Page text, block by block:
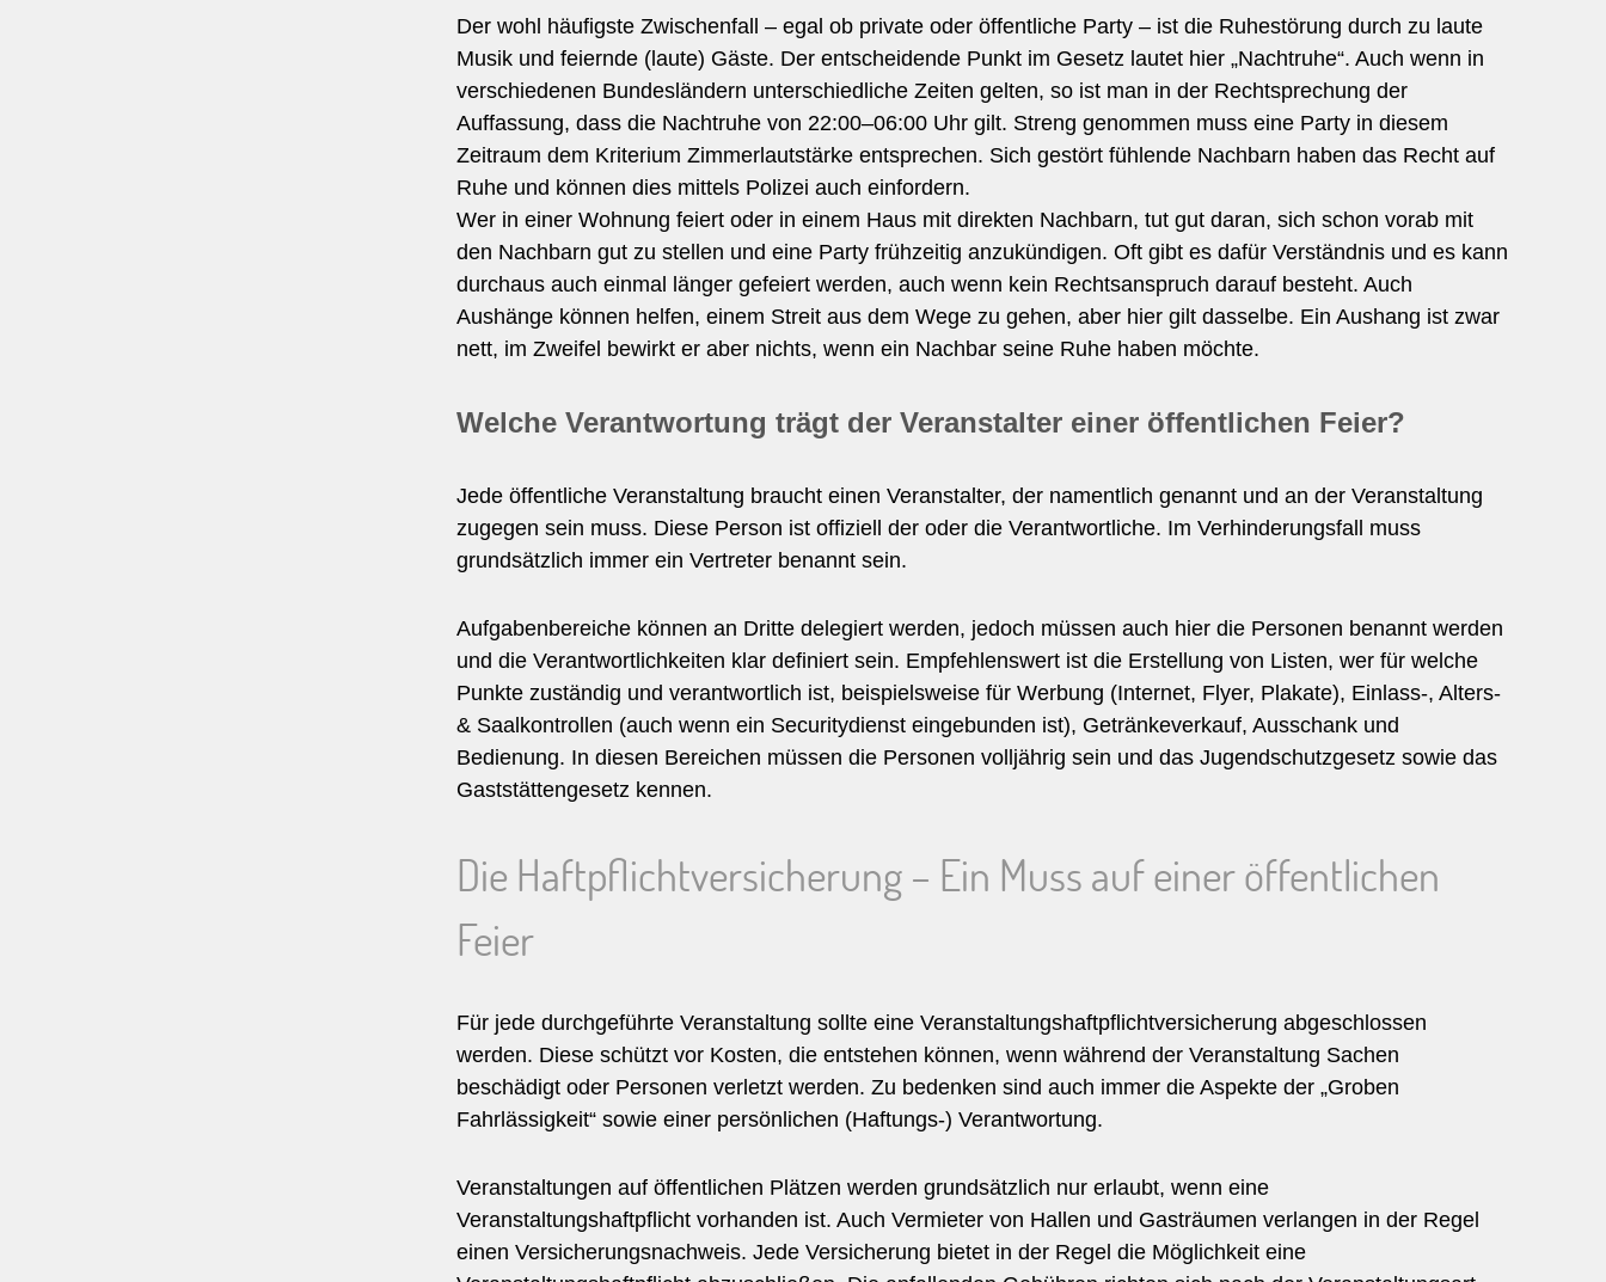
Der wohl häufigste Zwischenfall – egal ob private oder öffentliche Party – ist die Ruhestörung durch zu laute
Musik und feiernde (laute) Gäste. Der entscheidende Punkt im Gesetz lautet hier „Nachtruhe“. Auch wenn in
verschiedenen Bundesländern unterschiedliche Zeiten gelten, so ist man in der Rechtsprechung der
Auffassung, dass die Nachtruhe von 22:00–06:00 Uhr gilt. Streng genommen muss eine Party in diesem
Zeitraum dem Kriterium Zimmerlautstärke entsprechen. Sich gestört fühlende Nachbarn haben das Recht auf
Ruhe und können dies mittels Polizei auch einfordern.
Wer in einer Wohnung feiert oder in einem Haus mit direkten Nachbarn, tut gut daran, sich schon vorab mit
den Nachbarn gut zu stellen und eine Party frühzeitig anzukündigen. Oft gibt es dafür Verständnis und es kann
durchaus auch einmal länger gefeiert werden, auch wenn kein Rechtsanspruch darauf besteht. Auch
Aushänge können helfen, einem Streit aus dem Wege zu gehen, aber hier gilt dasselbe. Ein Aushang ist zwar
nett, im Zweifel bewirkt er aber nichts, wenn ein Nachbar seine Ruhe haben möchte.
Welche Verantwortung trägt der Veranstalter einer öffentlichen Feier?
Jede öffentliche Veranstaltung braucht einen Veranstalter, der namentlich genannt und an der Veranstaltung
zugegen sein muss. Diese Person ist offiziell der oder die Verantwortliche. Im Verhinderungsfall muss
grundsätzlich immer ein Vertreter benannt sein.
Aufgabenbereiche können an Dritte delegiert werden, jedoch müssen auch hier die Personen benannt werden
und die Verantwortlichkeiten klar definiert sein. Empfehlenswert ist die Erstellung von Listen, wer für welche
Punkte zuständig und verantwortlich ist, beispielsweise für Werbung (Internet, Flyer, Plakate), Einlass-, Alters-
& Saalkontrollen (auch wenn ein Securitydienst eingebunden ist), Getränkeverkauf, Ausschank und
Bedienung. In diesen Bereichen müssen die Personen volljährig sein und das Jugendschutzgesetz sowie das
Gaststättengesetz kennen.
Die Haftpflichtversicherung – Ein Muss auf einer öffentlichen
Feier
Für jede durchgeführte Veranstaltung sollte eine Veranstaltungshaftpflichtversicherung abgeschlossen
werden. Diese schützt vor Kosten, die entstehen können, wenn während der Veranstaltung Sachen
beschädigt oder Personen verletzt werden. Zu bedenken sind auch immer die Aspekte der „Groben
Fahrlässigkeit“ sowie einer persönlichen (Haftungs-) Verantwortung.
Veranstaltungen auf öffentlichen Plätzen werden grundsätzlich nur erlaubt, wenn eine
Veranstaltungshaftpflicht vorhanden ist. Auch Vermieter von Hallen und Gasträumen verlangen in der Regel
einen Versicherungsnachweis. Jede Versicherung bietet in der Regel die Möglichkeit eine